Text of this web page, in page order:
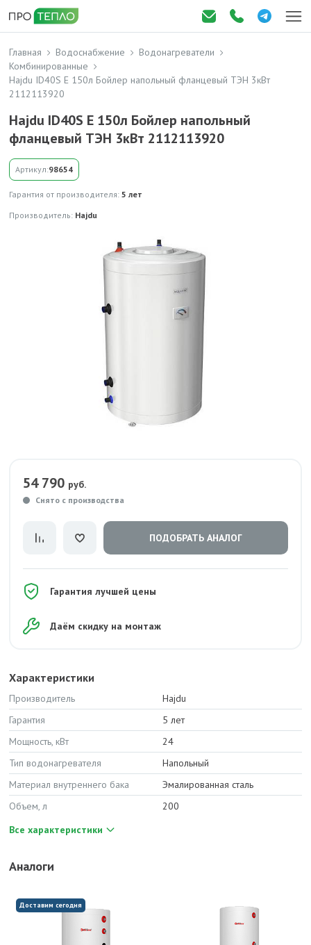
Главная Водоснабжение
Водонагреватели
Комбинированные
Hajdu ID40S E 150л Бойлер напольный фланцевый ТЭН 3кВт
2112113920
Hajdu ID40S E 150л Бойлер напольный
фланцевый ТЭН 3кВт 2112113920
Артикул:98654
Гарантия от производителя: 5 лет
Производитель: Hajdu
54 790 руб.
Снято с производства
ПОДОБРАТЬ АНАЛОГ
Гарантия лучшей цены
Даём скидку на монтаж
Характеристики
Производитель
Hajdu
Гарантия
5 лет
Мощность, кВт
24
Тип водонагревателя
Напольный
Материал внутреннего бака
Эмалированная сталь
Объем, л
200
Все характеристики
Аналоги
Доставим сегодня